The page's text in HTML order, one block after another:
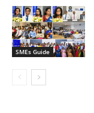
SMEs Guide